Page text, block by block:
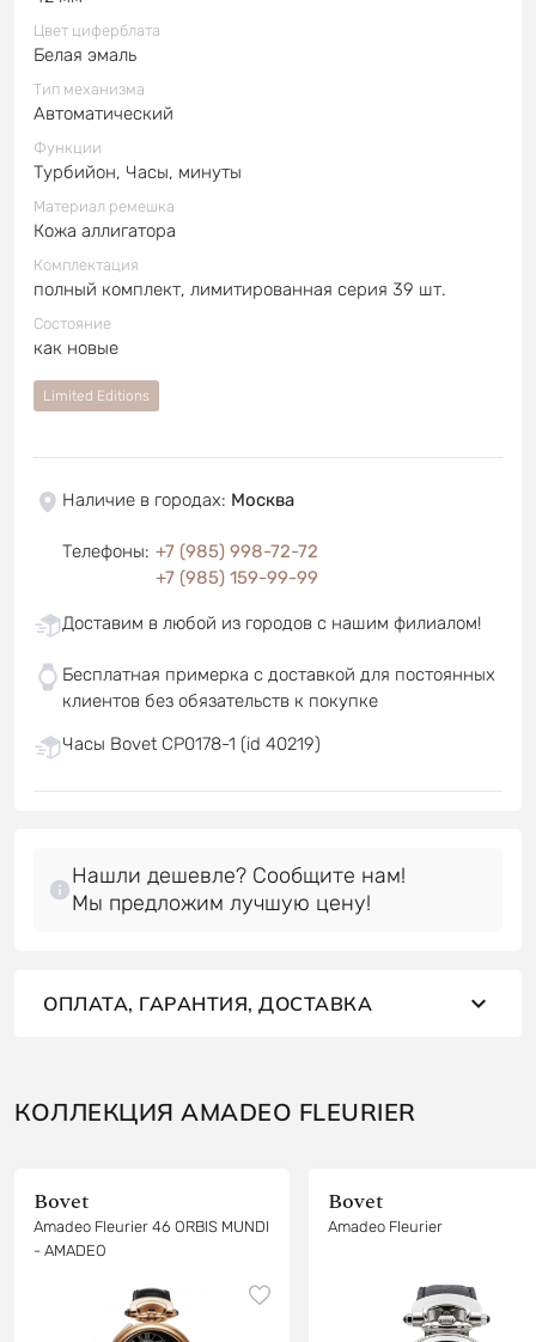
Цвет циферблата
Белая эмаль
Тип механизма
Автоматический
Функции
Турбийон, Часы, минуты
Материал ремешка
Кожа аллигатора
Комплектация
полный комплект, лимитированная серия 39 шт.
Состояние
как новые
Limited Editions
Наличие в городах: Москва
Телефоны: +7 (985) 998-72-72
+7 (985) 159-99-99
Доставим в любой из городов с нашим филиалом!
Бесплатная примерка с доставкой для постоянных
клиентов без обязательств к покупке
Часы Bovet CP0178-1 (id 40219)
Нашли дешевле? Сообщите нам!
Мы предложим лучшую цену!
ОПЛАТА, ГАРАНТИЯ, ДОСТАВКА
КОЛЛЕКЦИЯ AMADEO FLEURIER
Bovet
Amadeo Fleurier 46 ORBIS MUNDI
- AMADEO
Bovet
Amadeo Fleurier